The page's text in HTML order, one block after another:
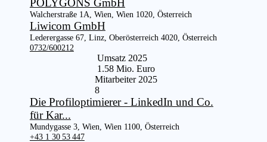
POLYGONS GmbH
Walcherstraße 1A, Wien, Wien 1020, Österreich
Liwicom GmbH
Lederergasse 67, Linz, Oberösterreich 4020, Österreich
0732/600212
Umsatz 2025
1.58 Mio. Euro
Mitarbeiter 2025
8
Die Profiloptimierer - LinkedIn und Co.
für Kar...
Mundygasse 3, Wien, Wien 1100, Österreich
+43 1 30 53 447